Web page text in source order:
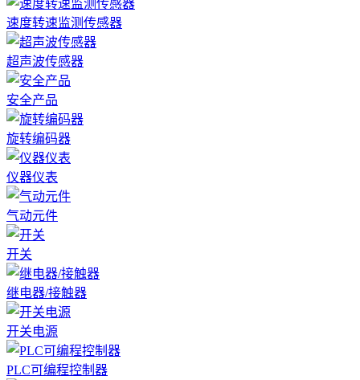
速度转速监测传感器
超声波传感器
安全产品
旋转编码器
仪器仪表
气动元件
开关
继电器/接触器
开关电源
PLC可编程控制器